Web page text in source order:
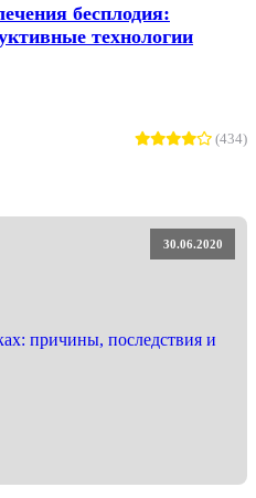
бесплодия:
технологии
(434)
30.06.2020